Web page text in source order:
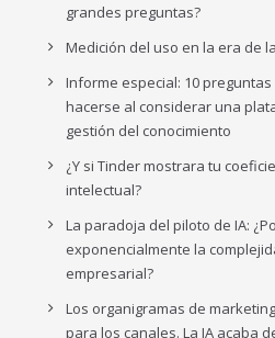
grandes preguntas?
Medición del uso en la era de
Informe especial: 10
hacerse al considerar una
gestión del conocimiento
¿Y si Tinder mostrara tu
intelectual?
La paradoja del piloto de IA:
exponencialmente la
empresarial?
Los organigramas de
para los canales. La IA acaba